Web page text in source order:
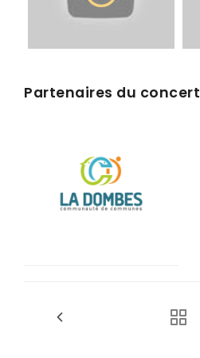
Partenaires du concert